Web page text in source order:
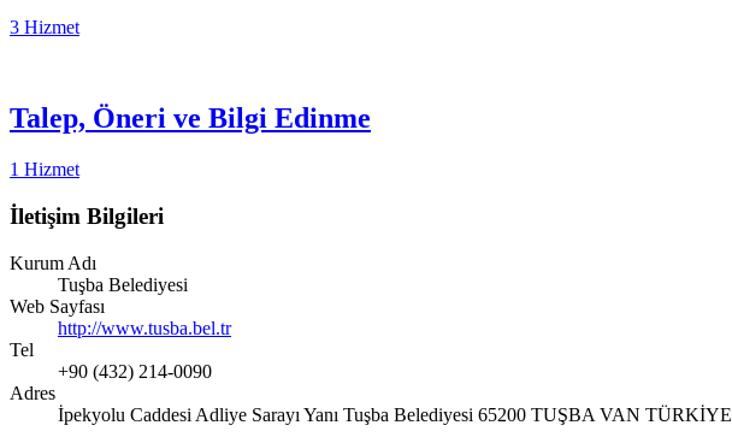
3 Hizmet
Talep, Öneri ve Bilgi Edinme
1 Hizmet
İletişim Bilgileri
Kurum Adı
Tuşba Belediyesi
Web Sayfası
http://www.tusba.bel.tr
Tel
+90 (432) 214-0090
Adres
İpekyolu Caddesi Adliye Sarayı Yanı Tuşba Belediyesi 65200 TUŞBA VAN TÜRKİYE